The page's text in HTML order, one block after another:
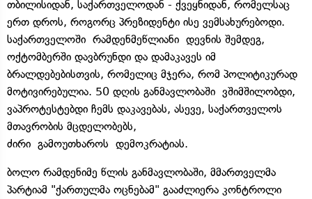
თბილისიდან, საქართველოდან - ქვეყნიდან, რომელსაც
ერთ დროს, როგორც პრეზიდენტი ისე ვემსახურებოდი.
საქართველოში რამდენმეწლიანი დევნის შემდეგ,
ოქტომბერში დავბრუნდი და დამაკავეს იმ
ბრალდებებისთვის, რომელიც მჯერა, რომ პოლიტიკურად
მოტივირებულია. 50 დღის განმავლობაში ვშიმშილობდი,
ვაპროტესტებდი ჩემს დაკავებას, ასევე, საქართველოს
მთავრობის მცდელობებს,
ძირი გამოუთხაროს დემოკრატიას.
ბოლო რამდენიმე წლის განმავლობაში, მმართველმა
პარტიამ "ქართულმა ოცნებამ" გააძლიერა კონტროლი